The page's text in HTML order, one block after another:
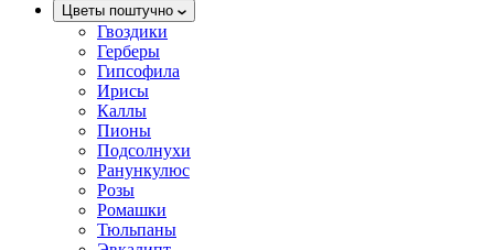
Цветы поштучно
Гвоздики
Герберы
Гипсофила
Ирисы
Каллы
Пионы
Подсолнухи
Ранункулюс
Розы
Ромашки
Тюльпаны